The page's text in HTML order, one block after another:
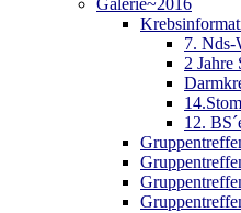
7. Nds-
2 Jahre
12.